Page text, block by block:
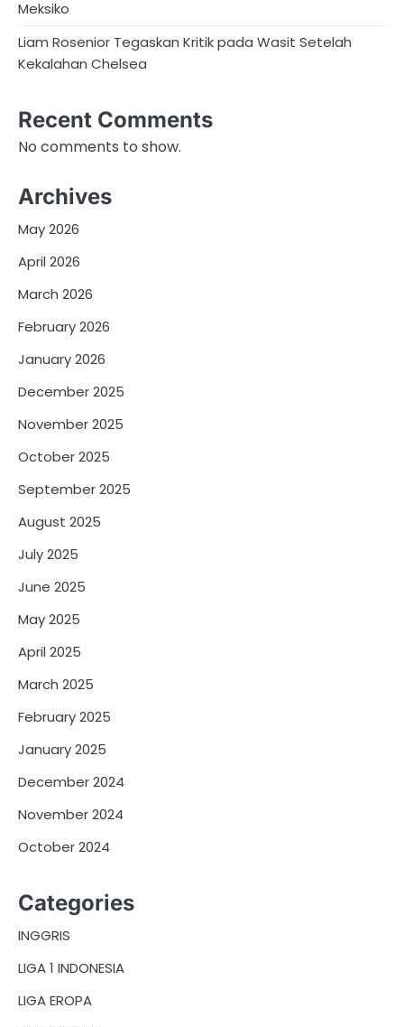
Meksiko
Liam Rosenior Tegaskan Kritik pada Wasit Setelah
Kekalahan Chelsea
Recent Comments
No comments to show.
Archives
May 2026
April 2026
March 2026
February 2026
January 2026
December 2025
November 2025
October 2025
September 2025
August 2025
July 2025
June 2025
May 2025
April 2025
March 2025
February 2025
January 2025
December 2024
November 2024
October 2024
Categories
INGGRIS
LIGA 1 INDONESIA
LIGA EROPA